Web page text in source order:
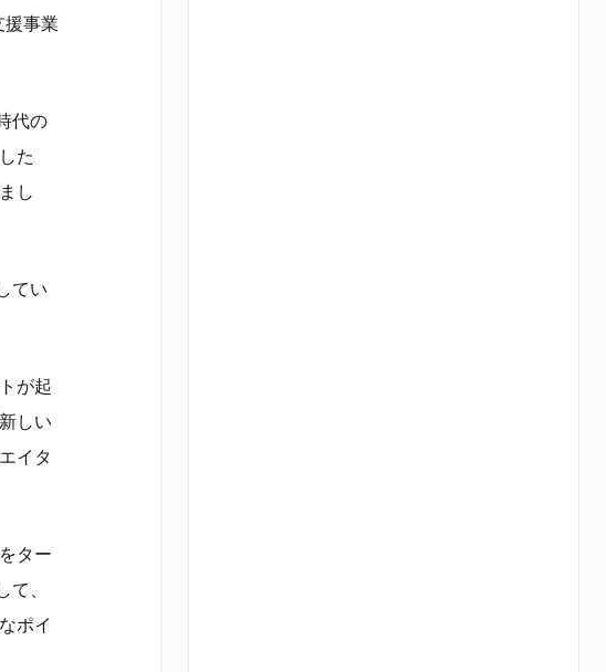
事業
代の
た
し
てい
が起
しい
イタ
ター
、
ポイ